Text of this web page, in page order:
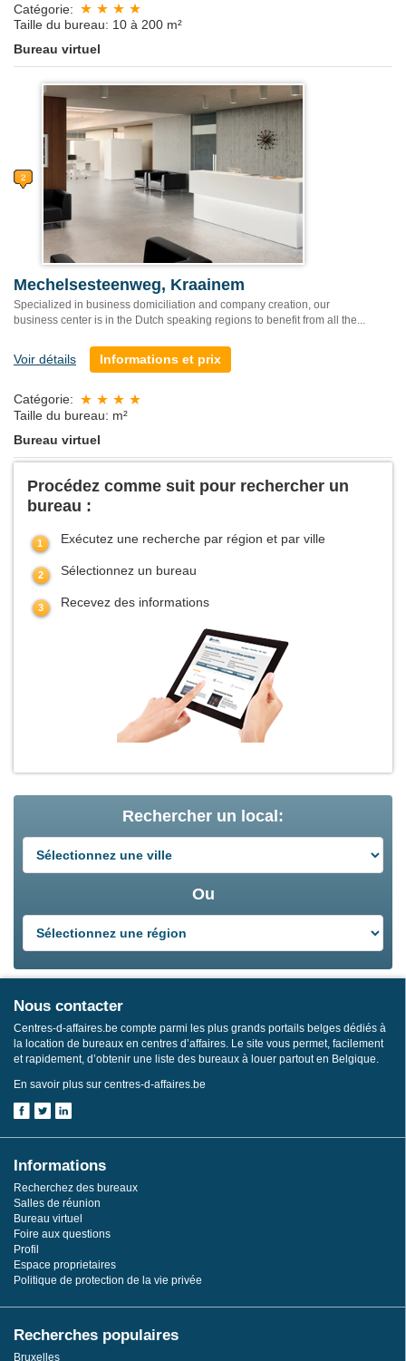
Catégorie:
Taille du bureau: 10 à 200 m²
Bureau virtuel
Mechelsesteenweg, Kraainem
Specialized in business domiciliation and company creation, our
business center is in the Dutch speaking regions to benefit from all the...
Voir détails Informations et prix
Catégorie:
Taille du bureau: m²
Bureau virtuel
Procédez comme suit pour rechercher un
bureau :
Exécutez une recherche par région et par ville
Sélectionnez un bureau
Recevez des informations
Rechercher un local:
Ou
Nous contacter
Centres-d-affaires.be compte parmi les plus grands portails belges dédiés à
la location de bureaux en centres d’affaires. Le site vous permet, facilement
et rapidement, d’obtenir une liste des bureaux à louer partout en Belgique.
En savoir plus sur centres-d-affaires.be
Informations
Recherchez des bureaux
Salles de réunion
Bureau virtuel
Foire aux questions
Profil
Espace proprietaires
Politique de protection de la vie privée
Recherches populaires
Bruxelles